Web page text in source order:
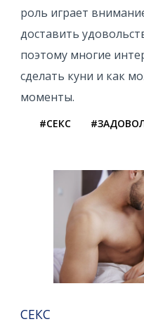
роль играет
доставить
поэтому многие
сделать куни и как
моменты.
#СЕКС
СЕКС